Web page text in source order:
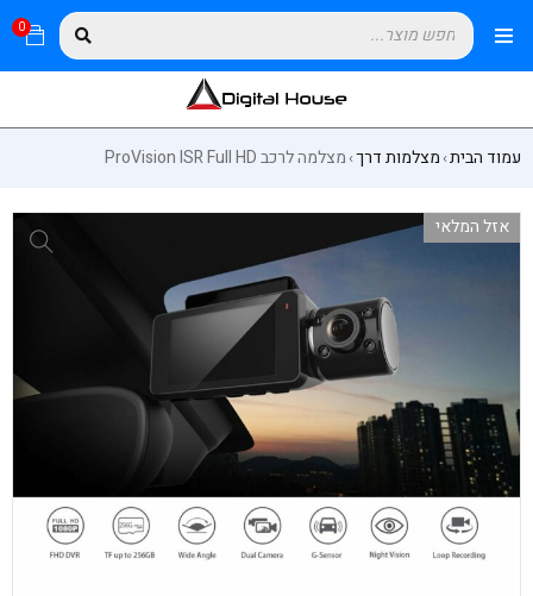
0
עמוד הבית›מצלמות דרך›מצלמה לרכב ProVision ISR Full HD
אזל המלאי